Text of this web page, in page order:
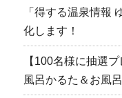
「得する温泉情報
化します！
【100名様に抽選
風呂かるた＆お風